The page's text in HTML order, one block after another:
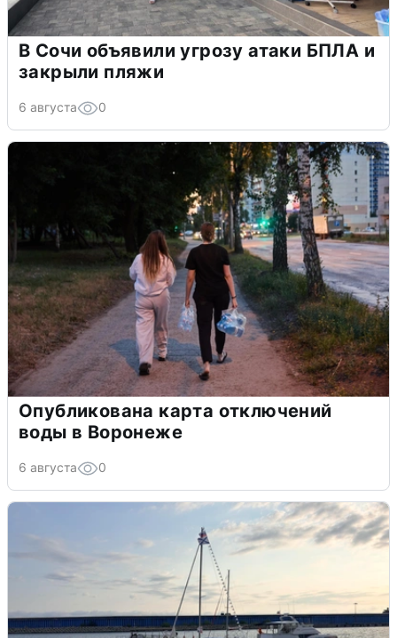
В Сочи объявили угрозу атаки БПЛА и
закрыли пляжи
6 августа 0
Опубликована карта отключений
воды в Воронеже
6 августа 0